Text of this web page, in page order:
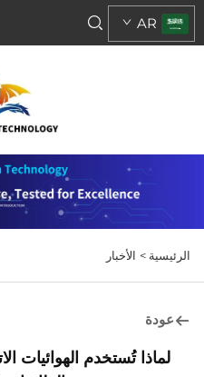
AR
الرئيسية > الأخبار
عودة
لماذا تُستخدم الهوائيات